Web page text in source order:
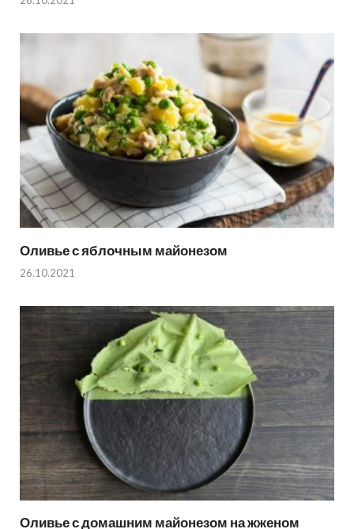
Оливье с яблочным майонезом
26.10.2021
Оливье с домашним майонезом на жженом